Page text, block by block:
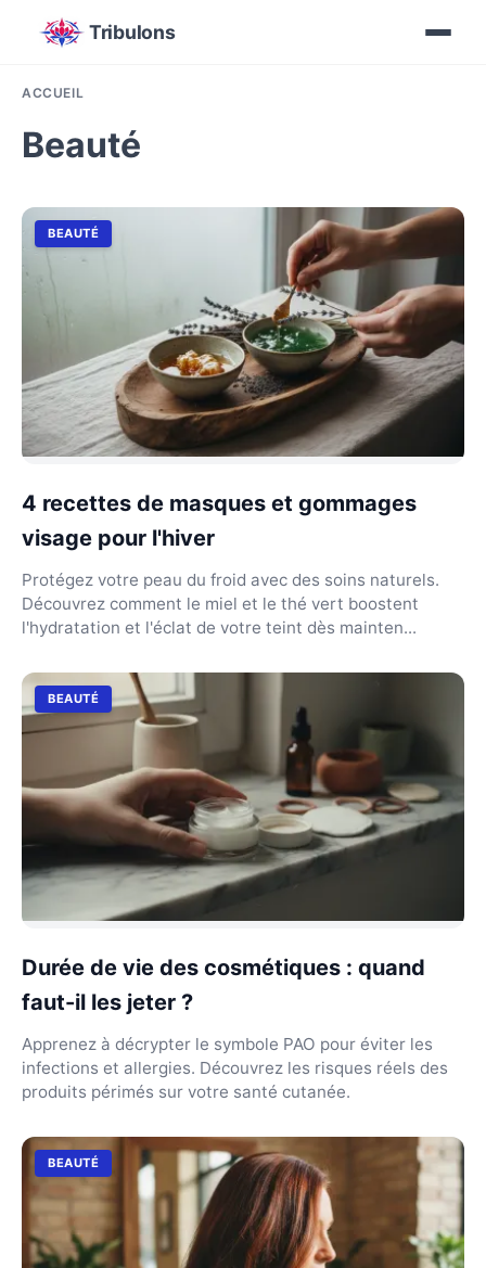
Tribulons
ACCUEIL
Beauté
BEAUTÉ
4 recettes de masques et gommages
visage pour l'hiver
Protégez votre peau du froid avec des soins naturels.
Découvrez comment le miel et le thé vert boostent
l'hydratation et l'éclat de votre teint dès mainten...
BEAUTÉ
Durée de vie des cosmétiques : quand
faut-il les jeter ?
Apprenez à décrypter le symbole PAO pour éviter les
infections et allergies. Découvrez les risques réels des
produits périmés sur votre santé cutanée.
BEAUTÉ